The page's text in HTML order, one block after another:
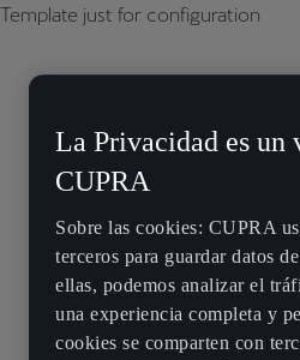
Template just for configuration
La Privacidad es un
CUPRA
Sobre las cookies: CUPRA
terceros para guardar datos
ellas, podemos analizar el
una experiencia completa y
cookies se comparten con